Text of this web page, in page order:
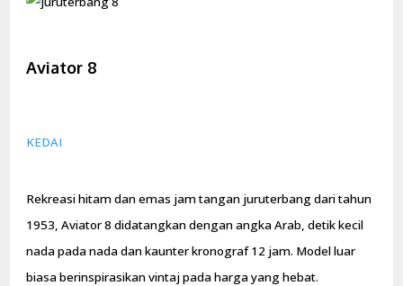
Aviator 8
KEDAI
Rekreasi hitam dan emas jam tangan juruterbang dari tahun
1953, Aviator 8 didatangkan dengan angka Arab, detik kecil
nada pada nada dan kaunter kronograf 12 jam. Model luar
biasa berinspirasikan vintaj pada harga yang hebat.